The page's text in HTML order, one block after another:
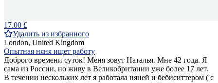
17.00 £
Удалить из избранного
London, United Kingdom
Опытная няня ищет работу
Доброго времени суток! Меня зовут Наталья. Мне 42 года. Я
сама из России, но живу в Великобритании уже более 17 лет.
В течении нескольких лет я работала няней и бебиситтером ( с